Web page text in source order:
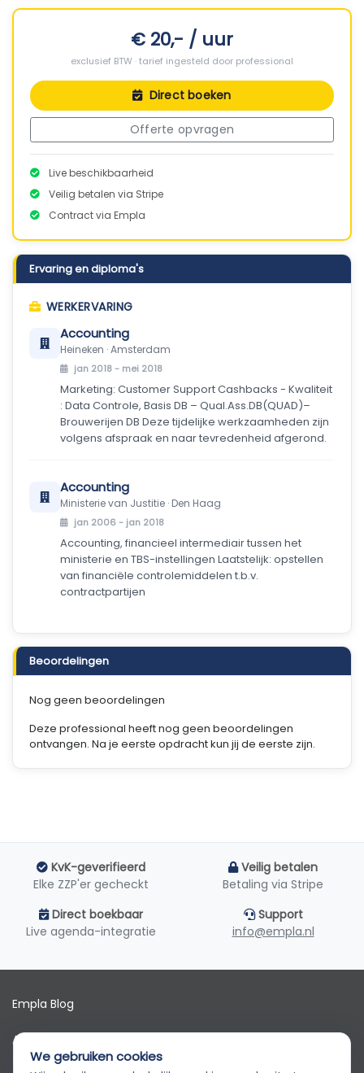
€ 20,- / uur
exclusief BTW · tarief ingesteld door professional
Direct boeken
Offerte opvragen
Live beschikbaarheid
Veilig betalen via Stripe
Contract via Empla
Ervaring en diploma's
WERKERVARING
Accounting
Heineken · Amsterdam
jan 2018 - mei 2018
Marketing: Customer Support Cashbacks - Kwaliteit
: Data Controle, Basis DB – Qual.Ass.DB(QUAD)–
Brouwerijen DB Deze tijdelijke werkzaamheden zijn
volgens afspraak en naar tevredenheid afgerond.
Accounting
Ministerie van Justitie · Den Haag
jan 2006 - jan 2018
Accounting, financieel intermediair tussen het
ministerie en TBS-instellingen Laatstelijk: opstellen
van financiële controlemiddelen t.b.v.
contractpartijen
Beoordelingen
Nog geen beoordelingen
Deze professional heeft nog geen beoordelingen
ontvangen. Na je eerste opdracht kun jij de eerste zijn.
KvK-geverifieerd
Elke ZZP'er gecheckt
Veilig betalen
Betaling via Stripe
Direct boekbaar
Live agenda-integratie
Support
info@empla.nl
Empla Blog
Algemene voorwaarden
We gebruiken cookies